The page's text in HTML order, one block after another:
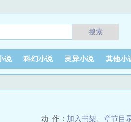
搜索
说 科幻小说 灵异小说 其他小
动 作： 加入书架 章节目